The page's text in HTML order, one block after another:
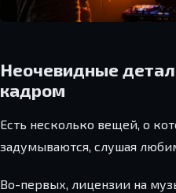
Неочевидные
кадром
Есть несколько вещей, о
задумываются, слушая
Во-первых, лицензии на